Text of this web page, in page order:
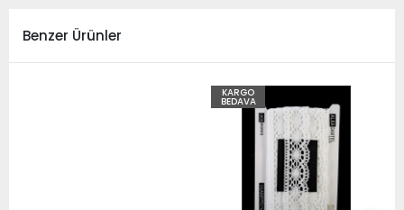
Benzer Ürünler
KARGO
BEDAVA